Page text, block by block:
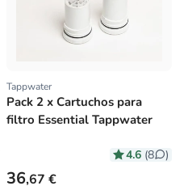
Proveedor:
Tappwater
Pack 2 x Cartuchos para
filtro Essential Tappwater
4.6 (8 )
Precio habitual
36,67 €